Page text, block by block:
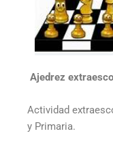
Ajedrez
Actividad
y Primaria.